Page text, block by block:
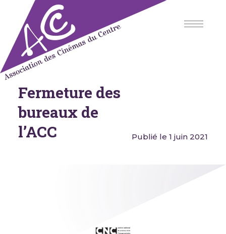
content
Association des Cinémas du
Centre
Fermeture des
bureaux de
l’ACC
Publié le 1 juin 2021